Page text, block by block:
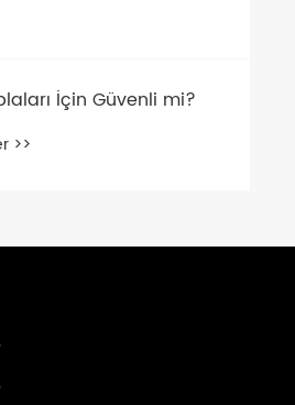
İçin Güvenli mi?
>>